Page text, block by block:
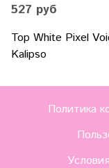
527 руб
Top White Pixel
Kalipso
Политика